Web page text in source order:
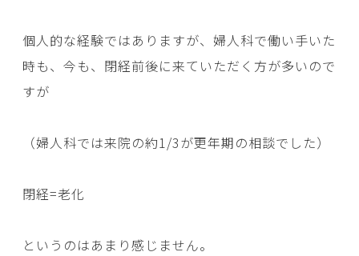
個人的な経験ではありますが、婦人科で働い手いた
時も、今も、閉経前後に来ていただく方が多いので
すが
（婦人科では来院の約1/3が更年期の相談でした）
閉経=老化
というのはあまり感じません。